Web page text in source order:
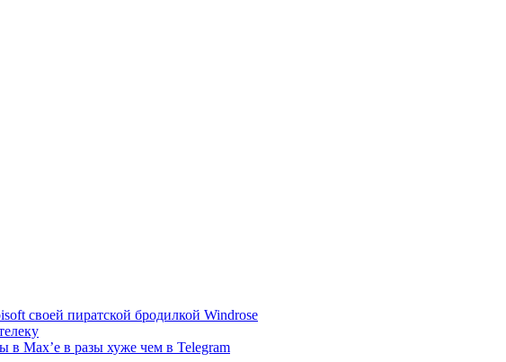
своей пиратской бродилкой Windrose
в Max’е в разы хуже чем в Telegram